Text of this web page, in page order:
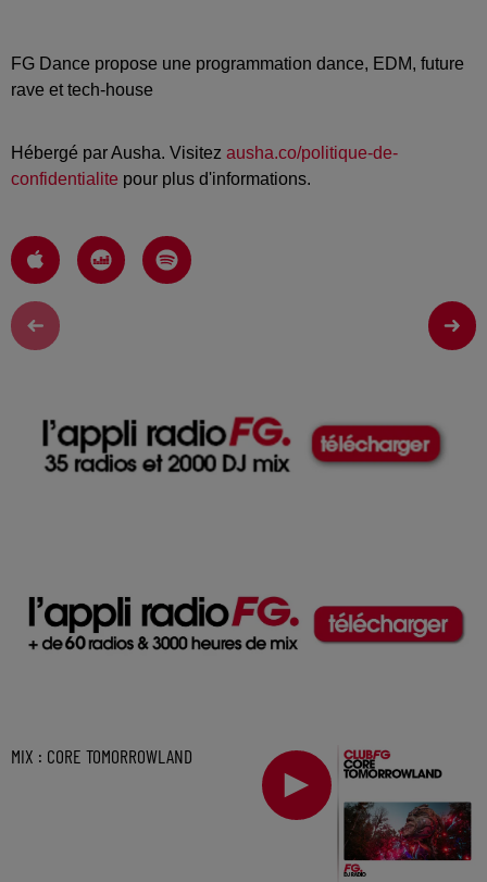
FG Dance propose une programmation dance, EDM, future
rave et tech-house
Hébergé par Ausha. Visitez ausha.co/politique-de-
confidentialite pour plus d'informations.
MIX : CORE TOMORROWLAND